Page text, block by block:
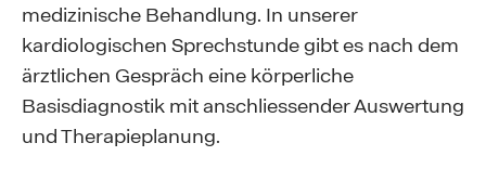
medizinische Behandlung. In unserer
kardiologischen Sprechstunde gibt es nach dem
ärztlichen Gespräch eine körperliche
Basisdiagnostik mit anschliessender Auswertung
und Therapieplanung.